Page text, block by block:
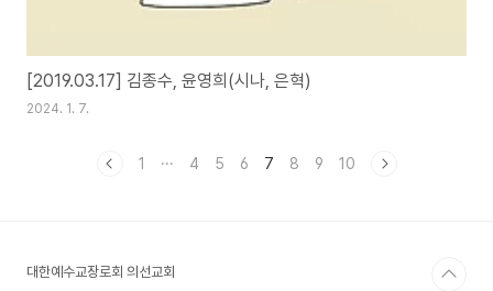
[2019.03.17] 김종수, 윤영희(시나, 은혁)
2024. 1. 7.
1 ··· 4 5 6 7 8 9 10
대한예수교장로회 의선교회